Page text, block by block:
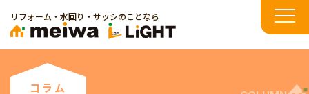
リフォーム・水回り・サッシのことなら
コラム